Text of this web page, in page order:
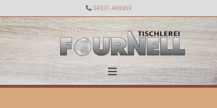
 04331 469369